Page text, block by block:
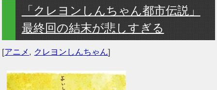
「クレヨンしんちゃん都市伝説」
最終回の結末が悲しすぎる
[アニメ , クレヨンしんちゃん]